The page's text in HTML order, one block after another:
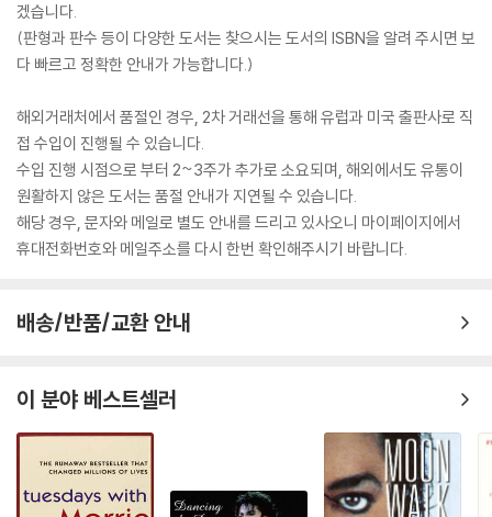
겠습니다.
(판형과 판수 등이 다양한 도서는 찾으시는 도서의 ISBN을 알려 주시면 보
다 빠르고 정확한 안내가 가능합니다.)
해외거래처에서 품절인 경우, 2차 거래선을 통해 유럽과 미국 출판사로 직
접 수입이 진행될 수 있습니다.
수입 진행 시점으로 부터 2~3주가 추가로 소요되며, 해외에서도 유통이
원활하지 않은 도서는 품절 안내가 지연될 수 있습니다.
해당 경우, 문자와 메일로 별도 안내를 드리고 있사오니 마이페이지에서
휴대전화번호와 메일주소를 다시 한번 확인해주시기 바랍니다.
배송/반품/교환 안내
이 분야 베스트셀러